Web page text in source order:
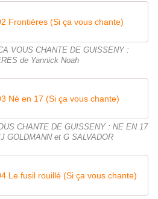
Frontières (Si ça vous chante)
VOUS CHANTE DE GUISSENY :
de Yannick Noah
Né en 17 (Si ça vous chante)
CHANTE DE GUISSENY : NE EN 17
GOLDMANN et G SALVADOR
Le fusil rouillé (Si ça vous chante)